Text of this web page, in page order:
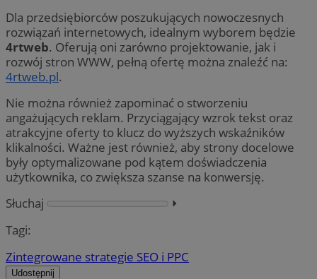
Dla przedsiębiorców poszukujących nowoczesnych
rozwiązań internetowych, idealnym wyborem będzie
4rtweb. Oferują oni zarówno projektowanie, jak i
rozwój stron WWW, pełną ofertę można znaleźć na:
4rtweb.pl.
Nie można również zapominać o stworzeniu
angażujących reklam. Przyciągający wzrok tekst oraz
atrakcyjne oferty to klucz do wyższych wskaźników
klikalności. Ważne jest również, aby strony docelowe
były optymalizowane pod kątem doświadczenia
użytkownika, co zwiększa szanse na konwersję.
Słuchaj
⏵︎
Tagi:
Zintegrowane strategie SEO i PPC
Udostępnij